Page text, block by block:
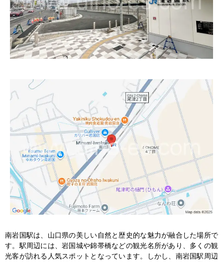
南岩国駅は、山口県の美しい自然と歴史的な魅力が融合した場所で
す。駅周辺には、岩国城や錦帯橋などの観光名所があり、多くの観
光客が訪れる人気スポットとなっています。しかし、南岩国駅周辺